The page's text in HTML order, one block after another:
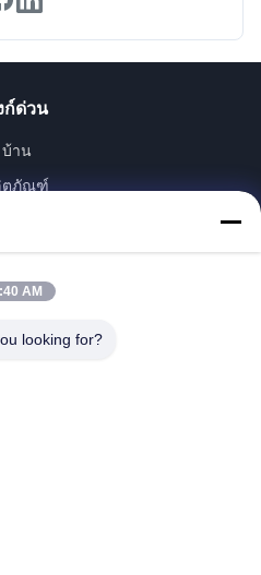
ก์ด่วน
บ้าน
ตภัณฑ์
โรงงาน
มคุณภาพ
AM
looking for?